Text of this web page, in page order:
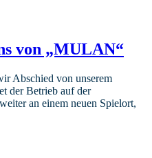
von „MULAN“
Abschied von unserem
der Betrieb auf der
an einem neuen Spielort,